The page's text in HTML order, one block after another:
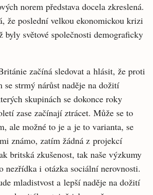
norem představa docela zkreslená.
že poslední velkou ekonomickou krizi
světové společnosti demograficky
začíná sledovat a hlásit, že proti
se strmý nárůst naděje na dožití
skupinách se dokonce roky
zase začínají ztrácet. Může se to
ale možné to je a je to varianta, se
známo, zatím žádná z projekcí
britská zkušenost, tak naše výzkumy
nezřídka i otázka sociální nerovnosti.
mladistvost a lepší naděje na dožití